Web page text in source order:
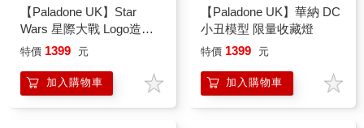
【Paladone UK】Star
Wars 星際大戰 Logo造型
LED霓虹燈
特價 1399 元
加入購物車
【Paladone UK】華納 DC
小丑模型 限量收藏燈
特價 1399 元
加入購物車